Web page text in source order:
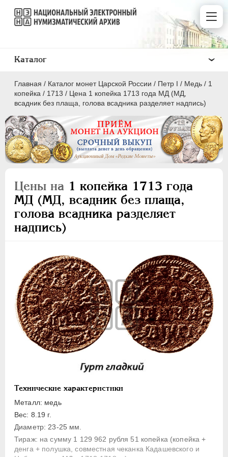
Главная / Каталог монет Царской России / Пeтр I / Медь / 1
копейка / 1713 / Цена 1 копейка 1713 года МД (МД,
всадник без плаща, голова всадника разделяет надпись)
Цены на 1 копейка 1713 года
МД (МД, всадник без плаща,
голова всадника разделяет
надпись)
Технические характеристики
Металл: медь
Вес: 8.19 г.
Диаметр: 23-25 мм.
Тираж: на сумму 1 129 962 рубля 51 копейка (копейка +
денга + полушка, совместная чеканка Кадашевского и
Каталог
ПEТР I 1699 - 1725
Серебро
Медь
5 копеек
1 копейка
Полушка
Полполушки
Пробные
Для Речи Посполитой
Монетовидные жетоны
ЕКАТЕРИНА I 1725-1727
АННА ИОАННОВНА 1730-1740
ИОАНН АНТОНОВИЧ 1740-1741
ЕЛИЗАВЕТА
ПЕТР III 1762-1762
ЕКАТЕРИНА II 1762-1796
ПАВЕЛ I 1796-1801